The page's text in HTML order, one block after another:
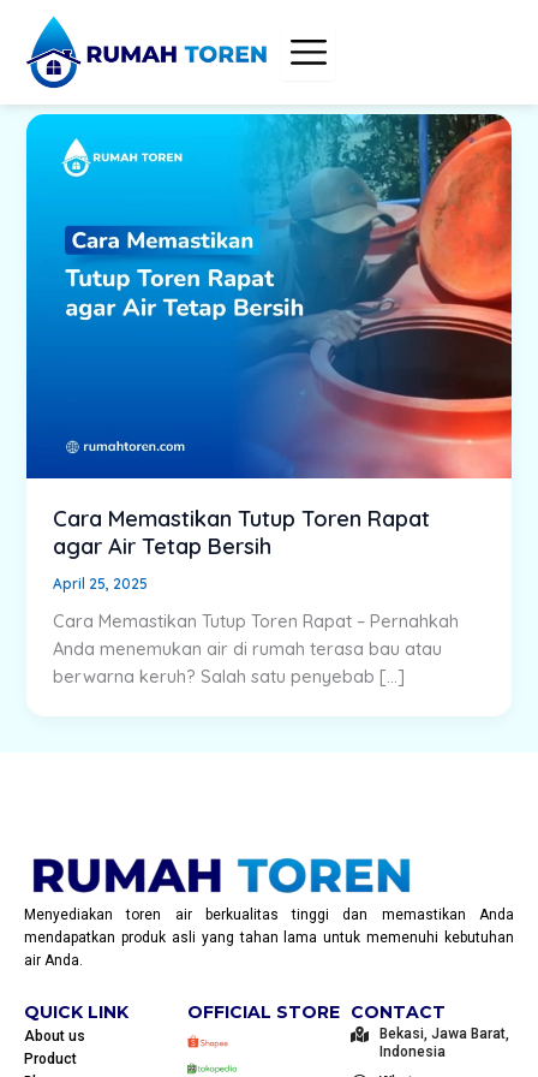
content
Cara Memastikan Tutup Toren Rapat
agar Air Tetap Bersih
April 25, 2025
Cara Memastikan Tutup Toren Rapat – Pernahkah
Anda menemukan air di rumah terasa bau atau
berwarna keruh? Salah satu penyebab […]
Menyediakan toren air berkualitas tinggi dan memastikan Anda
mendapatkan produk asli yang tahan lama untuk memenuhi kebutuhan
air Anda.
QUICK LINK
About us
Product
OFFICIAL STORE CONTACT
Bekasi, Jawa Barat,
Indonesia